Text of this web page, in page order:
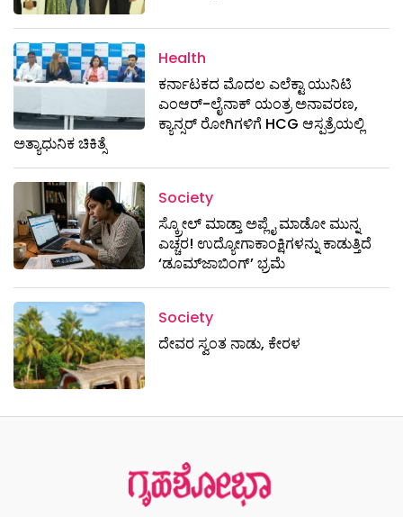
Health
ಕರ್ನಾಟಕದ ಮೊದಲ ಎಲೆಕ್ಟಾ ಯುನಿಟಿ
ಎಂಆರ್-ಲೈನಾಕ್ ಯಂತ್ರ ಅನಾವರಣ,
ಕ್ಯಾನ್ಸರ್ ರೋಗಿಗಳಿಗೆ HCG ಆಸ್ಪತ್ರೆಯಲ್ಲಿ
ಅತ್ಯಾಧುನಿಕ ಚಿಕಿತ್ಸೆ
Society
ಸ್ಕ್ರೋಲ್ ಮಾಡ್ತಾ ಅಪ್ಲೈ ಮಾಡೋ ಮುನ್ನ
ಎಚ್ಚರ! ಉದ್ಯೋಗಾಕಾಂಕ್ಷಿಗಳನ್ನು ಕಾಡುತ್ತಿದೆ
‘ಡೂಮ್‌ಜಾಬಿಂಗ್’ ಭ್ರಮೆ
Society
ದೇವರ ಸ್ವಂತ ನಾಡು, ಕೇರಳ